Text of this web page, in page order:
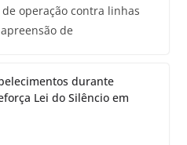
operação contra linhas
de
durante
Lei do Silêncio em